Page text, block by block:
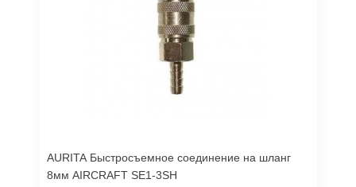
AURITA Быстросъемное соединение на шланг
8мм AIRCRAFT SE1-3SH